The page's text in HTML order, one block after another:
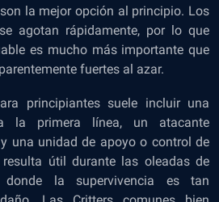
la mejor opción al principio. Los
agotan rápidamente, por lo que
es mucho más importante que
fuertes al azar.
principiantes suele incluir una
la primera línea, un atacante
una unidad de apoyo o control de
útil durante las oleadas de
la supervivencia es tan